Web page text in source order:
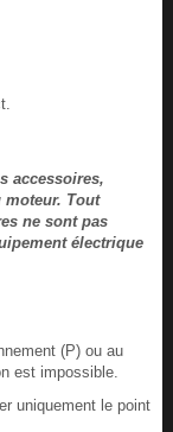
accessoires,
Tout
ne sont pas
électrique
(P) ou au
est impossible.
uniquement le point